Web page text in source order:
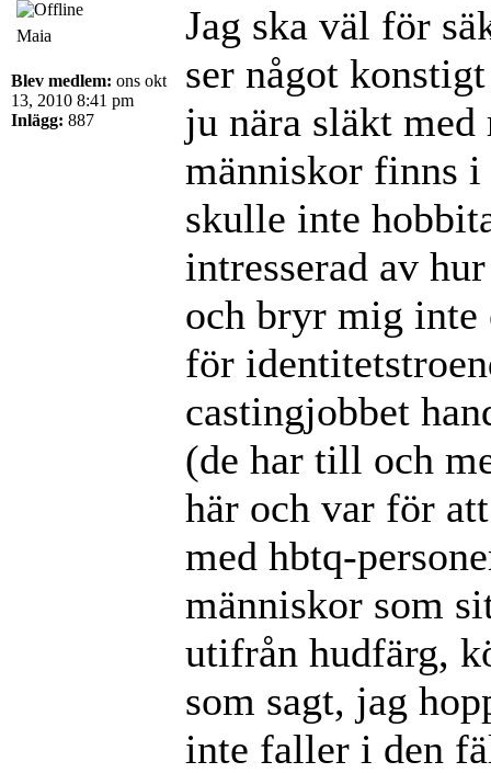
Maia
Blev medlem: ons okt
13, 2010 8:41 pm
Inlägg: 887
Jag ska väl för
ser något
ju nära släkt
människor finns
skulle inte
intresserad av
och bryr mig inte
för
castingjobbet
(de har till och
här och var för
med hbtq-
människor som
utifrån hudfärg,
som sagt, jag
inte faller i den